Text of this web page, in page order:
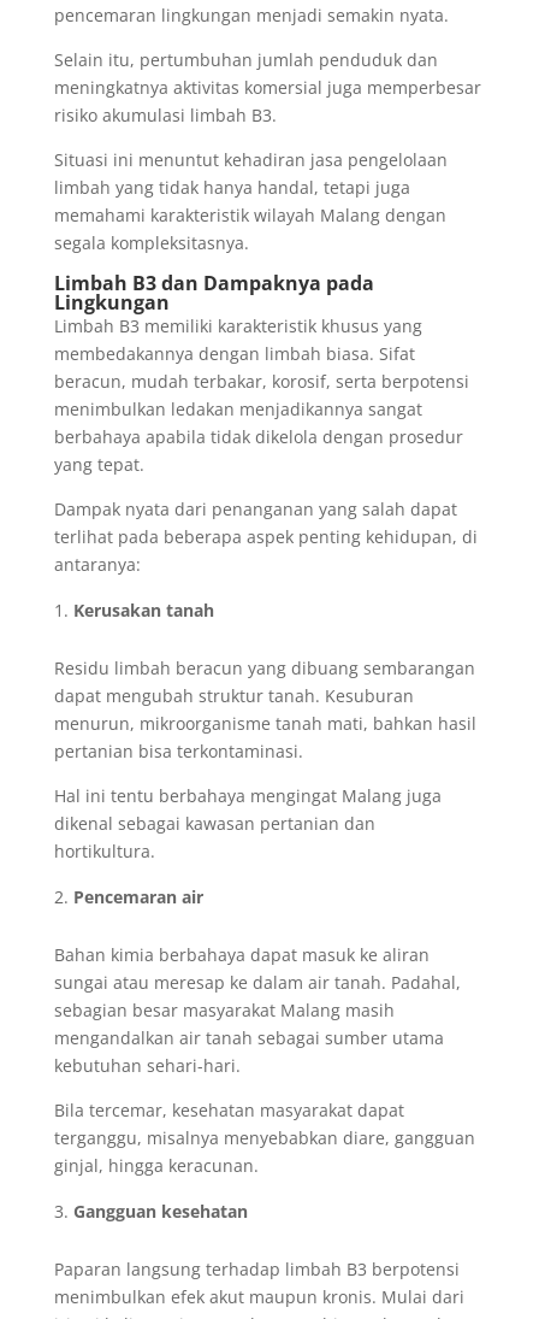
pencemaran lingkungan menjadi semakin nyata.
Selain itu, pertumbuhan jumlah penduduk dan
meningkatnya aktivitas komersial juga memperbesar
risiko akumulasi limbah B3.
Situasi ini menuntut kehadiran jasa pengelolaan
limbah yang tidak hanya handal, tetapi juga
memahami karakteristik wilayah Malang dengan
segala kompleksitasnya.
Limbah B3 dan Dampaknya pada
Lingkungan
Limbah B3 memiliki karakteristik khusus yang
membedakannya dengan limbah biasa. Sifat
beracun, mudah terbakar, korosif, serta berpotensi
menimbulkan ledakan menjadikannya sangat
berbahaya apabila tidak dikelola dengan prosedur
yang tepat.
Dampak nyata dari penanganan yang salah dapat
terlihat pada beberapa aspek penting kehidupan, di
antaranya:
Kerusakan tanah
Residu limbah beracun yang dibuang sembarangan
dapat mengubah struktur tanah. Kesuburan
menurun, mikroorganisme tanah mati, bahkan hasil
pertanian bisa terkontaminasi.
Hal ini tentu berbahaya mengingat Malang juga
dikenal sebagai kawasan pertanian dan
hortikultura.
Pencemaran air
Bahan kimia berbahaya dapat masuk ke aliran
sungai atau meresap ke dalam air tanah. Padahal,
sebagian besar masyarakat Malang masih
mengandalkan air tanah sebagai sumber utama
kebutuhan sehari-hari.
Bila tercemar, kesehatan masyarakat dapat
terganggu, misalnya menyebabkan diare, gangguan
ginjal, hingga keracunan.
Gangguan kesehatan
Paparan langsung terhadap limbah B3 berpotensi
menimbulkan efek akut maupun kronis. Mulai dari